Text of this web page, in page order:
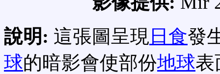
說明: 這張圖呈現 日食發
球的暗影會使部份地球表